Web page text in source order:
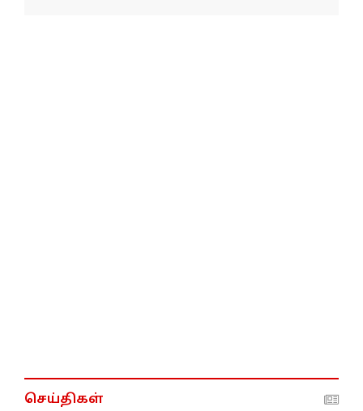
செய்திகள்